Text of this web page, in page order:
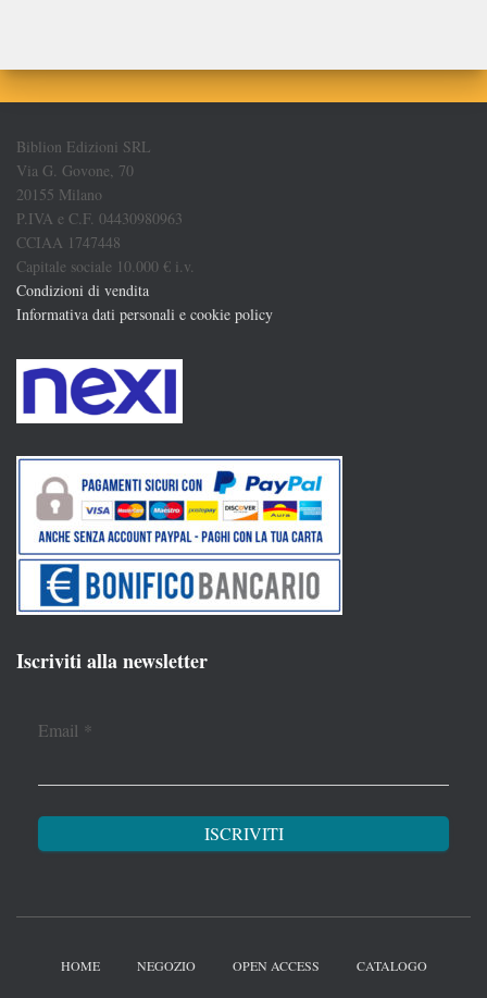
Biblion Edizioni SRL
Via G. Govone, 70
20155 Milano
P.IVA e C.F. 04430980963
CCIAA 1747448
Capitale sociale 10.000 € i.v.
Condizioni di vendita
Informativa dati personali e cookie policy
Iscriviti alla newsletter
Email *
HOME NEGOZIO OPEN ACCESS CATALOGO